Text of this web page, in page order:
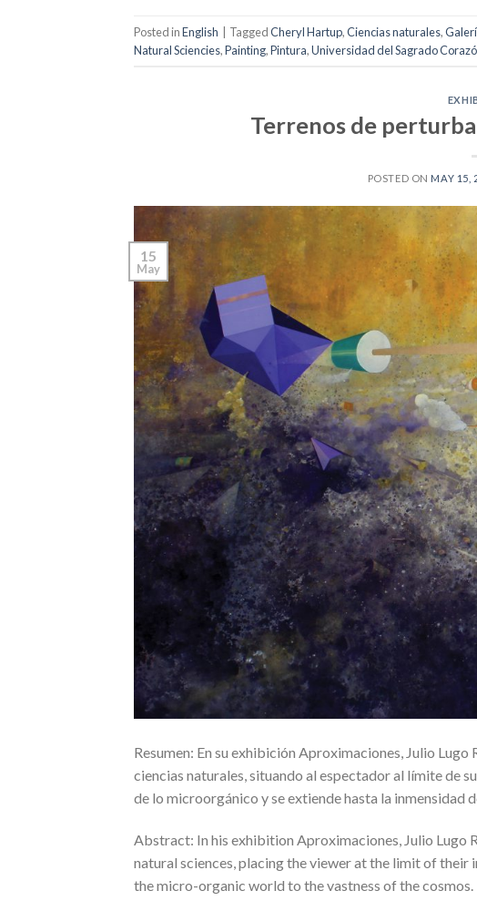
Posted inEnglish | TaggedCheryl Hartup,Ciencias naturales,
Natural Sciencies,Painting,Pintura,Universidad del Sagrado
Terrenos de
POSTED ON MAY 15,
15
May
Resumen: En su exhibición Aproximaciones, Julio
ciencias naturales, situando al espectador al límite de
de lo microorgánico y se extiende hasta la inmensidad
Abstract: In his exhibition Aproximaciones, Julio Lugo
natural sciences, placing the viewer at the limit of
the micro-organic world to the vastness of the cosmos.